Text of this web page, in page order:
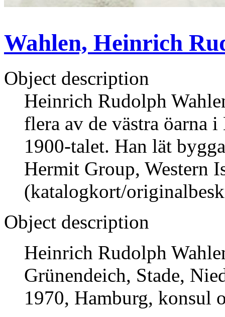
Wahlen, Heinrich
Object description
Heinrich Rudolph
flera av de västra öarna
1900-talet. Han lät
Hermit Group, Western
(katalogkort/
Object description
Heinrich Rudolph
Grünendeich, Stade,
1970, Hamburg, konsul